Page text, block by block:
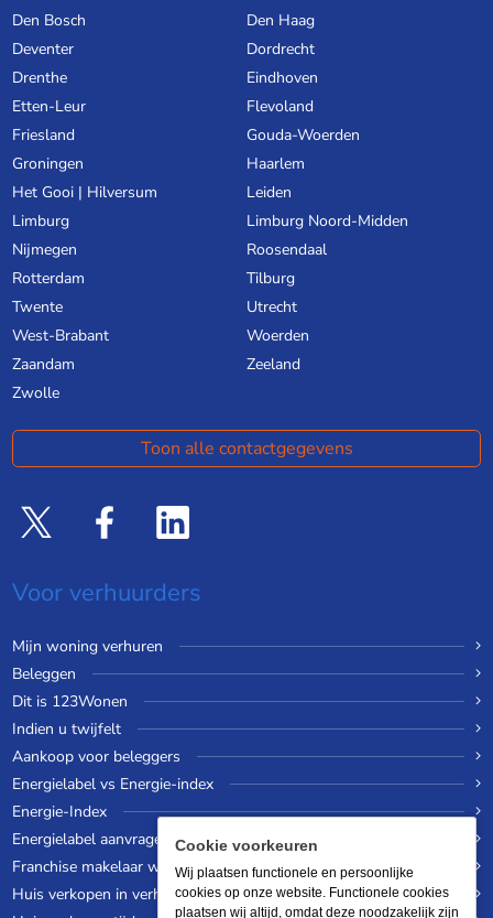
Den Bosch
Den Haag
Deventer
Dordrecht
Drenthe
Eindhoven
Etten-Leur
Flevoland
Friesland
Gouda-Woerden
Groningen
Haarlem
Het Gooi | Hilversum
Leiden
Limburg
Limburg Noord-Midden
Nijmegen
Roosendaal
Rotterdam
Tilburg
Twente
Utrecht
West-Brabant
Woerden
Zaandam
Zeeland
Zwolle
Toon alle contactgegevens
Voor verhuurders
Mijn woning verhuren
Beleggen
Dit is 123Wonen
Indien u twijfelt
Aankoop voor beleggers
Energielabel vs Energie-index
Energie-Index
Energielabel aanvragen
Franchise makelaar worden
Huis verkopen in verhuurde staat
Cookie voorkeuren
Wij plaatsen functionele en persoonlijke
cookies op onze website. Functionele cookies
plaatsen wij altijd, omdat deze noodzakelijk zijn